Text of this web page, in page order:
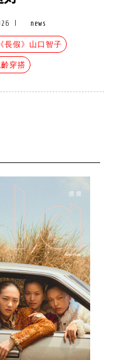
news
長假》山口智子
穿搭